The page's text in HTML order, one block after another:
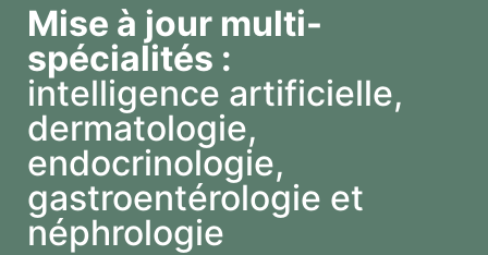
Mise à jour multi-
spécialités :
intelligence artificielle,
dermatologie,
endocrinologie,
gastroentérologie et
néphrologie